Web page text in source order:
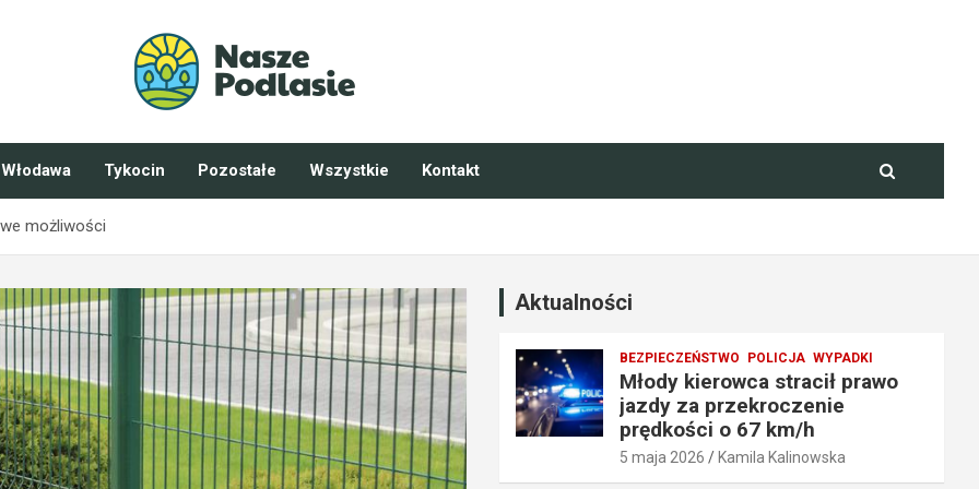
Włodawa Tykocin Pozostałe Wszystkie Kontakt
możliwości
Aktualności
BEZPIECZEŃSTWO POLICJA WYPADKI
Młody kierowca stracił prawo
jazdy za przekroczenie
prędkości o 67 km/h
5 maja 2026 Kamila Kalinowska